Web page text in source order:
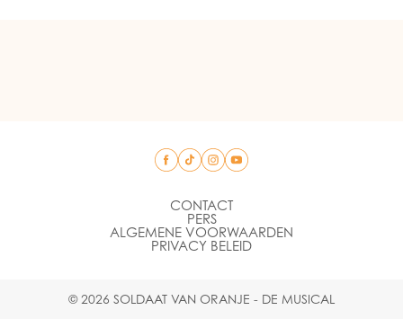
CONTACT
PERS
ALGEMENE VOORWAARDEN
PRIVACY BELEID
© 2026 SOLDAAT VAN ORANJE - DE MUSICAL